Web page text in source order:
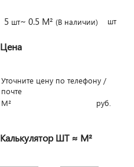
5 шт~ 0.5 М² (В наличии) шт
Цена
Уточните цену по телефону /
почте
М²
руб.
Калькулятор ШТ ≈ М²